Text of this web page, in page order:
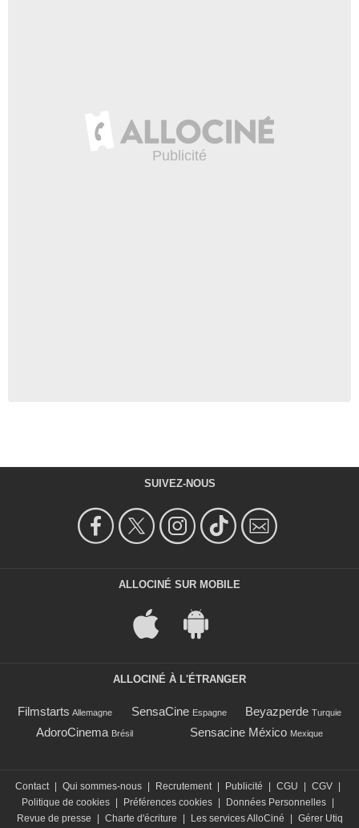
SUIVEZ-NOUS
ALLOCINÉ SUR MOBILE
ALLOCINÉ À L'ÉTRANGER
Filmstarts Allemagne SensaCine Espagne Beyazperde Turquie
AdoroCinema Brésil Sensacine México Mexique
Contact | Qui sommes-nous | Recrutement | Publicité | CGU | CGV |
Politique de cookies | Préférences cookies | Données Personnelles |
Revue de presse
| Charte d'écriture | Les services AlloCiné | Gérer Utiq